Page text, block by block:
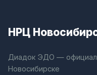
НРЦ
Диадок ЭДО —
Новосибирске